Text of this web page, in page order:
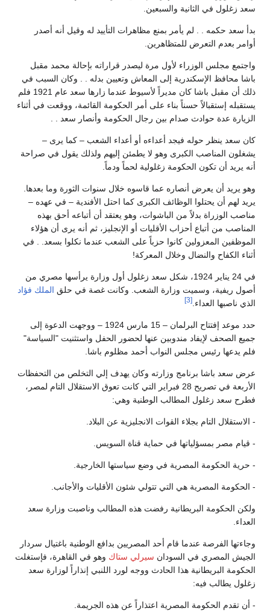
سعد زغلول في الثانية والسبعين.
بدأ سعد حكمه . . لم يأمر بمنع مظاهرات التأييد له وقيل أنه أصدر
أوامر بعدم التعرض للمتظاهرين.
واجتمع مجلس الوزراء لأول مرة ليصدر قراراته بإحالة محمد مقبل
باشا محافظ الإسكندرية إلى المعاش وتعيين بدله . . وكان السبب في
ذلك أن مقبل باشا كان مديراً لأسيوط عندما زارها سعد عام 1921 فلم
يستقبله إستقبالاً حسناً بناء على أمر الحكومة القائمة، ووقعت في أثناء
الزيارة عدة حوادث صدام بين رجال الحكومة وأنصار سعد . .
كان سعد ينظر حوله فيجد أعداءه أو أعداء الشعب – كما يرى –
يشغلون المناصب الكبرى وهو لا يطمئن إليهم ولذلك يقول في صراحة
أنه يريد أن تكون الحكومة زغلولية لحماً ودماً.
وهو يريد أن يعرض أنصاره عما قاسوه خلال سنوات الثورة وما بعدها.
يريد لهم أن يحتلوا الوظائف الكبرى كما احتل الأفندية – في عهده –
مناصب الوزراة بدلاً من الباشوات، وهو يعتقد أن أتباعه أحق بهذه
المناصب من أتباع أحزاب الأقليات أو الإنجليز، ثم أنه يرى أن هؤلاء
الموظفين المعزولين كانوا حزباً على الشعب عندما نكلوا بسعد. . في
أثناء الكفاح والنضال وخلال المعركة!
في 24 يناير 1924، شكل سعد زغلول أول وزارة يرأسها مصري من
أصول ريفية، وسميت وزارة الشعب. وكانت غصة في حلق الملك فؤاد
الذي ناصبها العداء. [3]
حدد موعد إفتتاح البرلمان – 15 مارس 1924 – ووجهت الدعوة إلى
جميع الصحف لإيفاد مندوبين عنها لحضور الحفل واستثنيت "السياسة"
فلم يدعها رئيس مجلس النواب أحمد مظلوم باشا.
عرض سعد باشا برنامج وزارته وكان يهدف إلي التخلص من التحفظات
الأربعة في تصريح 28 فبراير التي كانت تعوق الاستقلال التام لمصر،
فطرح سعد زغلول المطالب الوطنية وهي:
- الاستقلال التام بجلاء القوات الانجليزية عن البلاد.
- قيام مصر بمسؤلياتها في حماية قناة السويس.
- حرية الحكومة المصرية في وضع سياستها الخارجية.
- الحكومة المصرية هي التي تتولي شئون الأقليات والأجانب.
ولكن الحكومة البريطانية رفضت هذه المطالب وناصبت وزارة سعد
العداء.
وجاءتها الفرصة عندما قام أحد المصريين بدافع الوطنية باغتيال سردار
الجيش المصري في السودان سيرلي ستاك وهو في القاهرة، فإستغلت
الحكومة البريطانية هذا الحادث ووجه لورد اللنبي إنذاراً لوزارة سعد
زغلول يطالب فيه:
- أن تقدم الحكومة المصرية اعتذاراً عن هذه الجريمة.